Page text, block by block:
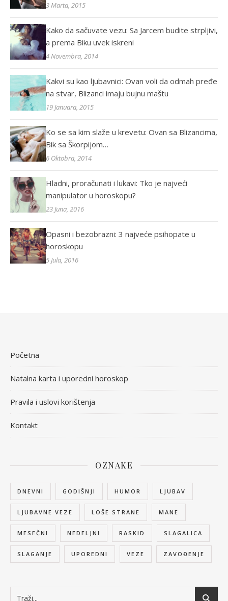
3 Marta, 2015
Kako da sačuvate vezu: Sa Jarcem budite strpljivi,
a prema Biku uvek iskreni
4 Novembra, 2014
Kakvi su kao ljubavnici: Ovan voli da odmah pređe
na stvar, Blizanci imaju bujnu maštu
19 Januara, 2015
Ko se sa kim slaže u krevetu: Ovan sa Blizancima,
Bik sa Škorpijom…
6 Oktobra, 2014
Hladni, proračunati i lukavi: Tko je najveći
manipulator u horoskopu?
23 Juna, 2016
Opasni i bezobrazni: 3 najveće psihopate u
horoskopu
5 Jula, 2016
Početna
Natalna karta i uporedni horoskop
Pravila i uslovi korištenja
Kontakt
OZNAKE
DNEVNI GODIŠNJI HUMOR LJUBAV
LJUBAVNE VEZE LOŠE STRANE MANE
MESEČNI NEDELJNI RASKID SLAGALICA
SLAGANJE UPOREDNI VEZE ZAVOĐENJE